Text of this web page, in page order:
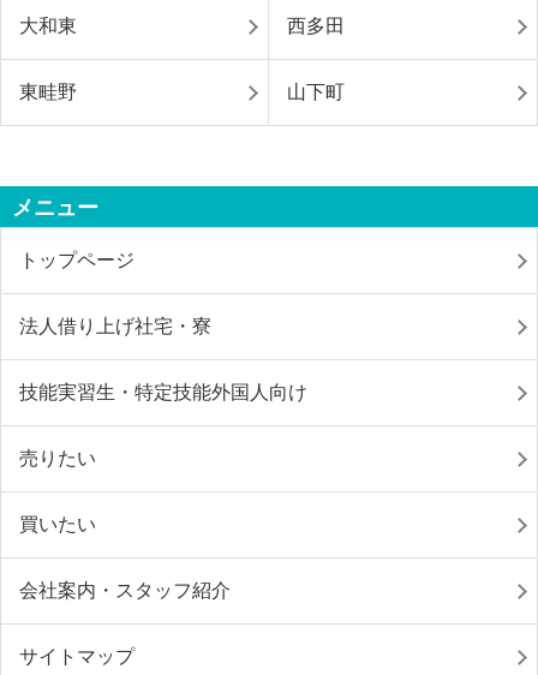
大和東 西多田
東畦野 山下町
メニュー
トップページ
法人借り上げ社宅・寮
技能実習生・特定技能外国人向け
売りたい
買いたい
会社案内・スタッフ紹介
サイトマップ